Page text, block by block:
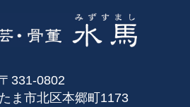
〒331-0802
ま市北区本郷町1173